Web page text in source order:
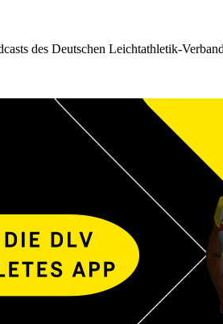
des Deutschen Leichtathletik-